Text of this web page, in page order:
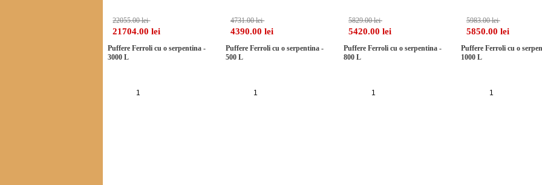
22055.00 lei
21704.00 lei
Puffere Ferroli cu o serpentina -
3000 L
4731.00 lei
4390.00 lei
Puffere Ferroli cu o serpentina -
500 L
5829.00 lei
5420.00 lei
Puffere Ferroli cu o serpentina -
800 L
5983.00 lei
5850.00 lei
Puffere Ferroli cu o
1000 L